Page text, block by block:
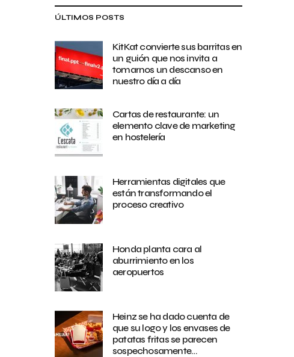
ÚLTIMOS POSTS
KitKat convierte sus barritas en
un guión que nos invita a
tomarnos un descanso en
nuestro día a día
Cartas de restaurante: un
elemento clave de marketing
en hostelería
Herramientas digitales que
están transformando el
proceso creativo
Honda planta cara al
aburrimiento en los
aeropuertos
Heinz se ha dado cuenta de
que su logo y los envases de
patatas fritas se parecen
sospechosamente…